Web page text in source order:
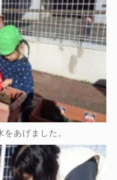
あげました。